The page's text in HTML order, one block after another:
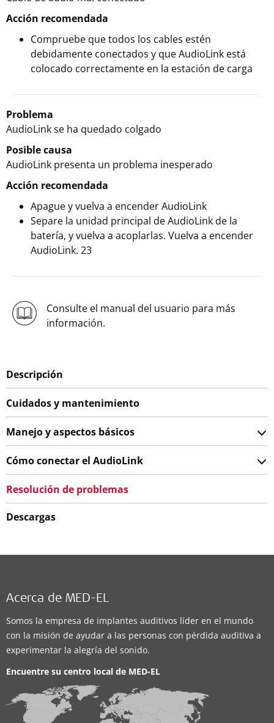
Acción recomendada
Compruebe que todos los cables estén
debidamente conectados y que AudioLink está
colocado correctamente en la estación de carga
Problema
AudioLink se ha quedado colgado
Posible causa
AudioLink presenta un problema inesperado
Acción recomendada
Apague y vuelva a encender AudioLink
Separe la unidad principal de AudioLink de la
batería, y vuelva a acoplarlas. Vuelva a encender
AudioLink. 23
Consulte el manual del usuario para más
información.
Descripción
Cuidados y mantenimiento
Manejo y aspectos básicos
Cómo conectar el AudioLink
Resolución de problemas
Descargas
Acerca de MED-EL
Somos la empresa de implantes auditivos líder en el mundo
con la misión de ayudar a las personas con pérdida auditiva a
experimentar la alegría del sonido.
Encuentre su centro local de MED-EL